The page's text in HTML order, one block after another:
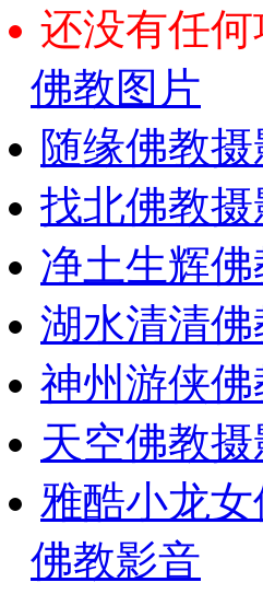
还没有任何
佛教图片
随缘佛教
找北佛教
净土生辉
湖水清清
神州游侠
天空佛教
雅酷小龙
佛教影音